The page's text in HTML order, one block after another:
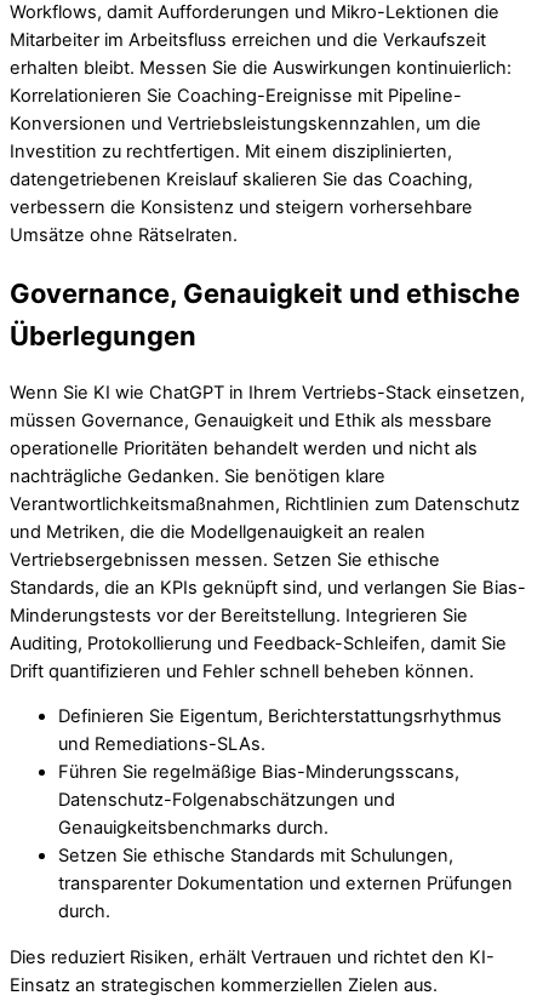
Workflows, damit Aufforderungen und Mikro-Lektionen die
Mitarbeiter im Arbeitsfluss erreichen und die Verkaufszeit
erhalten bleibt. Messen Sie die Auswirkungen kontinuierlich:
Korrelationieren Sie Coaching-Ereignisse mit Pipeline-
Konversionen und Vertriebsleistungskennzahlen, um die
Investition zu rechtfertigen. Mit einem disziplinierten,
datengetriebenen Kreislauf skalieren Sie das Coaching,
verbessern die Konsistenz und steigern vorhersehbare
Umsätze ohne Rätselraten.
Governance, Genauigkeit und ethische
Überlegungen
Wenn Sie KI wie ChatGPT in Ihrem Vertriebs-Stack einsetzen,
müssen Governance, Genauigkeit und Ethik als messbare
operationelle Prioritäten behandelt werden und nicht als
nachträgliche Gedanken. Sie benötigen klare
Verantwortlichkeitsmaßnahmen, Richtlinien zum Datenschutz
und Metriken, die die Modellgenauigkeit an realen
Vertriebsergebnissen messen. Setzen Sie ethische
Standards, die an KPIs geknüpft sind, und verlangen Sie Bias-
Minderungstests vor der Bereitstellung. Integrieren Sie
Auditing, Protokollierung und Feedback-Schleifen, damit Sie
Drift quantifizieren und Fehler schnell beheben können.
Definieren Sie Eigentum, Berichterstattungsrhythmus
und Remediations-SLAs.
Führen Sie regelmäßige Bias-Minderungsscans,
Datenschutz-Folgenabschätzungen und
Genauigkeitsbenchmarks durch.
Setzen Sie ethische Standards mit Schulungen,
transparenter Dokumentation und externen Prüfungen
durch.
Dies reduziert Risiken, erhält Vertrauen und richtet den KI-
Einsatz an strategischen kommerziellen Zielen aus.